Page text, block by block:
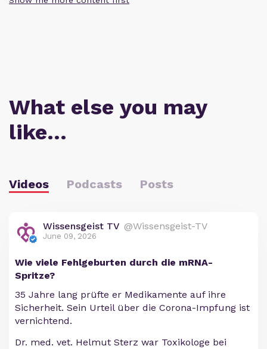
What else you may
like…
Videos Podcasts Posts
Wissensgeist TV @Wissensgeist-TV
June 09, 2026
Wie viele Fehlgeburten durch die mRNA-
Spritze?
35 Jahre lang prüfte er Medikamente auf ihre
Sicherheit. Sein Urteil über die Corona-Impfung ist
vernichtend.
Dr. med. vet. Helmut Sterz war Toxikologe bei